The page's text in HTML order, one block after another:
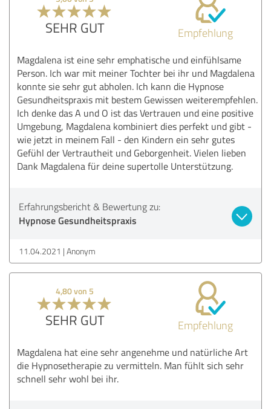
SEHR GUT Empfehlung
Magdalena ist eine sehr emphatische und einfühlsame
Person. Ich war mit meiner Tochter bei ihr und Magdalena
konnte sie sehr gut abholen. Ich kann die Hypnose
Gesundheitspraxis mit bestem Gewissen weiterempfehlen.
Ich denke das A und O ist das Vertrauen und eine positive
Umgebung, Magdalena kombiniert dies perfekt und gibt -
wie jetzt in meinem Fall - den Kindern ein sehr gutes
Gefühl der Vertrautheit und Geborgenheit. Vielen lieben
Dank Magdalena für deine supertolle Unterstützung.
Erfahrungsbericht & Bewertung zu:
Hypnose Gesundheitspraxis
11.04.2021 Anonym
4,80 von 5
SEHR GUT Empfehlung
Magdalena hat eine sehr angenehme und natürliche Art
die Hypnosetherapie zu vermitteln. Man fühlt sich sehr
schnell sehr wohl bei ihr.